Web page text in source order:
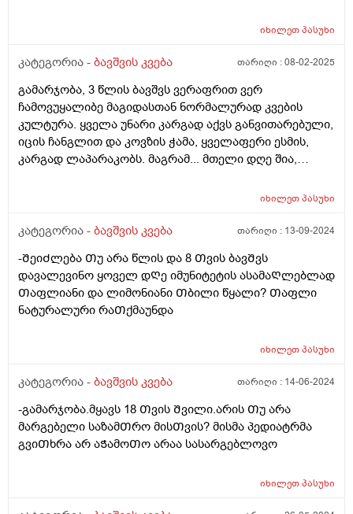
იხილეთპასუხი
კატეგორია - ბავშვის კვება თარიღი :08-02-2025
გამარჯობა, 3 წლის ბავშვს ვერაფრით ვერ
ჩამოვუყალიბე მაგიდასთან ნორმალურად კვების
კულტურა. ყველა უნარი კარგად აქვს განვითარებული,
იცის ჩანგლით და კოვზის ჭამა, ყველაფერი ესმის,
კარგად ლაპარაკობს. მაგრამ... მთელი დღე შია,
გავაგებინე ის, თუ რა უნდა ჭამოს, რომ დანაყრდეს და
განმავლობაში ჭამს ლუკმა-ლუკმა, პურს ნამცეც-
და საკვებისთვის მიყოლება ვერ ვასწავლე. უმეტესად
არც არაფერს აყოლებს პურს და არც დამანაყრებელ
საჭმელს ჭამს, მოშივდება, მივა სალათის ფოთლებს
ჭამს, მერე კიდევ მოშივდება, ახლა ბულგარულ
მირჩიეთ რამე, ან მითხარით ეს ნორმაა? დატანჯული
სამზარეულოდან ვერ გამოვდივარ მთელი დღე.
იხილეთპასუხი
კატეგორია - ბავშვის კვება თარიღი : 13-09-2024
-ᲨეიᲫლება Თუ არა წლის და 8 Თვის ბავᲨვს
დავალევინო ყოველ დᲦე იმუნიტეტის ასამაᲦლებლად
Თაფლიანი და ლიმონიანი Თბილი წყალი? Თაფლი
ნატურალური რაᲗქმაუნდა
იხილეთპასუხი
კატეგორია - ბავშვის კვება თარიღი : 14-06-2024
-გამარჯობა.მყავს 18 Თვის Შვილი.არის Თუ არა
მარგებელი საზამᲗრო მისᲗვის? მისმა პედიატრმა
გვიᲗხრა არ აᲭამოᲗო არაა სასარგებლოვო
იხილეთპასუხი